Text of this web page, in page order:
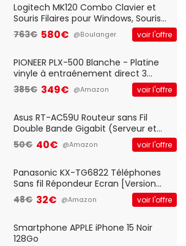
QWERTY UK - Noir
Logitech MK120 Combo Clavier et
Souris Filaires pour Windows, Souris
Optique Filaire, Connexion USB Plug
And Play, Confortable, Taille
QWERTY UK - Noir
763€ 580€ @Boulanger voir l'offre
PIONEER PLX-500 Blanche - Platine
vinyle à entraénement direct 3
vitesses (33-45-78 trs/min) avec
pre-ampli intégré et port USB
385€ 349€ @Amazon voir l'offre
Asus RT-AC59U Routeur sans Fil
Double Bande Gigabit (Serveur et
Client VPN, Triple Vlan, Mode Point
d'accès et Bridge, contrôle Parental,
50€ 40€ @Amazon voir l'offre
Panasonic KX-TG6822 Téléphones
Sans fil Répondeur Ecran [Version
Française]
48€ 32€ @Amazon voir l'offre
Smartphone APPLE iPhone 15 Noir
128Go